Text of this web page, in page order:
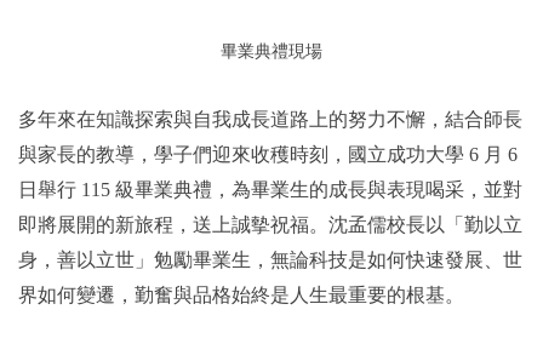
畢業典禮現場
多年來在知識探索與自我成長道路上的努力不懈，結合師長
與家長的教導，學子們迎來收穫時刻，國立成功大學 6 月 6
日舉行 115 級畢業典禮，為畢業生的成長與表現喝采，並對
即將展開的新旅程，送上誠摰祝福。沈孟儒校長以「勤以立
身，善以立世」勉勵畢業生，無論科技是如何快速發展、世
界如何變遷，勤奮與品格始終是人生最重要的根基。